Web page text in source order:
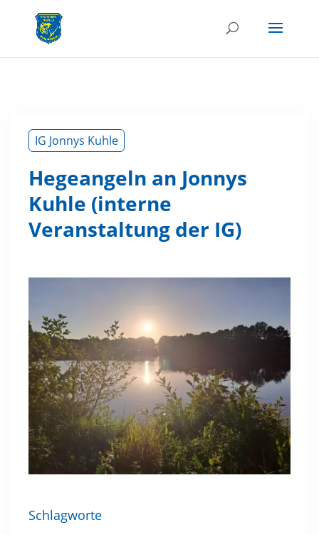
IG Jonnys Kuhle
Hegeangeln an Jonnys
Kuhle (interne
Veranstaltung der IG)
Schlagworte